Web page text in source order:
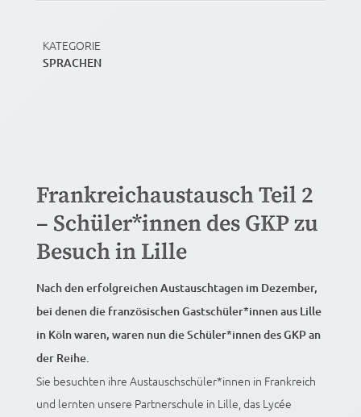
KATEGORIE
SPRACHEN
Frankreichaustausch Teil 2
– Schüler*innen des GKP zu
Besuch in Lille
Nach den erfolgreichen Austauschtagen im Dezember,
bei denen die französischen Gastschüler*innen aus Lille
in Köln waren, waren nun die Schüler*innen des GKP an
der Reihe.
Sie besuchten ihre Austauschschüler*innen in Frankreich
und lernten unsere Partnerschule in Lille, das Lycée